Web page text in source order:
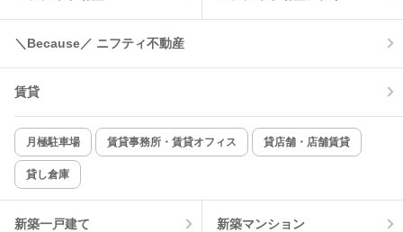
温水洗浄便座 オートロック
コンロ2口以上
新着のみ インターネット無料
該当件数:
10
物件一覧に反映
＼Because／ ニフティ不動産
賃貸
月極駐車場 賃貸事務所・賃貸オフィス 貸店舗・店舗賃貸
貸し倉庫
新築一戸建て 新築マンション